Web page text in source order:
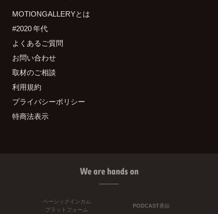
MOTIONGALLERYとは
#2020 年代
よくあるご質問
お問い合わせ
取材のご相談
利用規約
プライバシーポリシー
特商法表示
We are hands on
ベーシックインカム
プラットフォーム
PODCAST番組